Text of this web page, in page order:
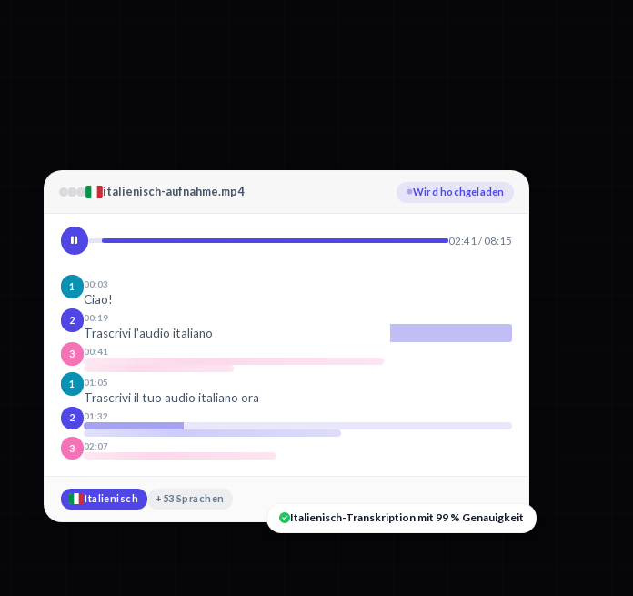
italienisch-aufnahme.mp4 Italienisch wird transkribiert
02:41 / 08:15
1 00:03
Ciao!
2 00:19
Trascrivi l'audio italiano
3 00:41
1 01:05
Trascrivi il tuo audio italiano ora
2 01:32
3 02:07
Italienisch +53 Sprachen
Italienisch-Transkription mit 99 % Genauigkeit